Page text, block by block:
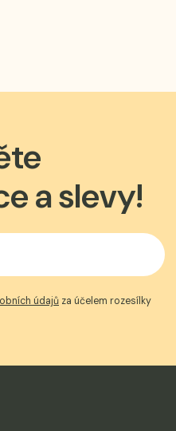
a slevy!
údajů za účelem rozesílky